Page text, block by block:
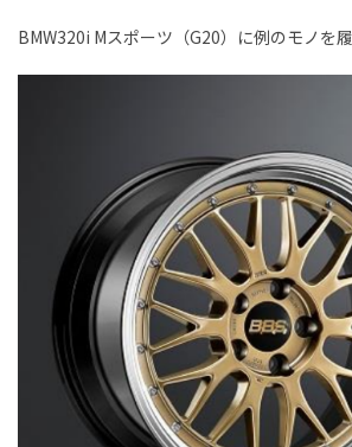
BMW320i Mスポーツ（G20）に例のモノを